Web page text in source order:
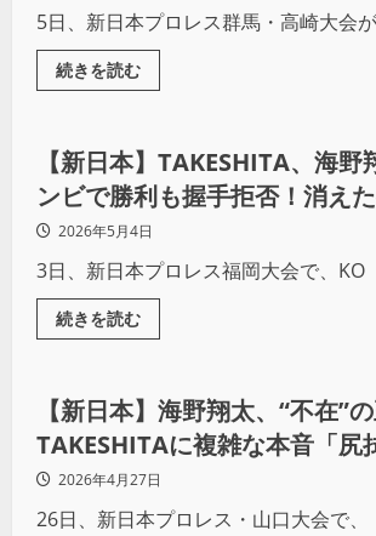
5日、新日本プロレス群馬・高崎大会が
続きを読む
プロレス
【新日本】TAKESHITA、海野
ンビで勝利も握手拒否！消え
りチェーズと一触即発
2026年5月4日
3日、新日本プロレス福岡大会で、KO
続きを読む
プロレス
【新日本】海野翔太、“不在”
TAKESHITAに複雑な本音「尻
仕事」チェーズはTV王座奪取を
2026年4月27日
26日、新日本プロレス・山口大会で、